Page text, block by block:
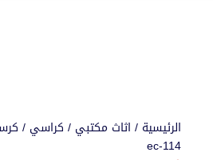
الرئيسية / اثاث مكتبي / كراسي /
ec-114